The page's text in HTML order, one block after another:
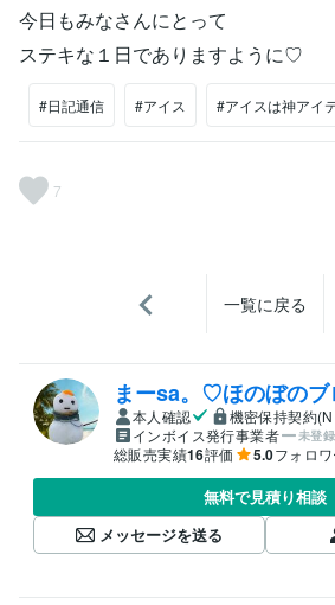
今日もみなさんにとって
ステキな１日でありますように♡
#日記通信 #アイス #アイスは神アイ
7
一覧に戻る
まーsa。♡ほのぼの
本人確認 機密保持契約
インボイス発行事業者 未登録
総販売実績16評価 5.0フォロワ
無料で見積り相談
メッセージを送る